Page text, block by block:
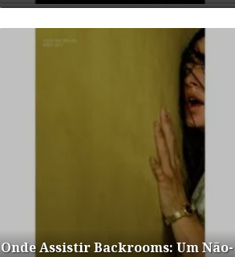
Onde Assistir Backrooms: Um Não-